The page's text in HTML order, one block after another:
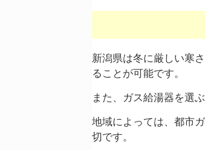
新潟県は冬に厳しい寒
ることが可能です。
また、ガス給湯器を選
地域によっては、都市
切です。